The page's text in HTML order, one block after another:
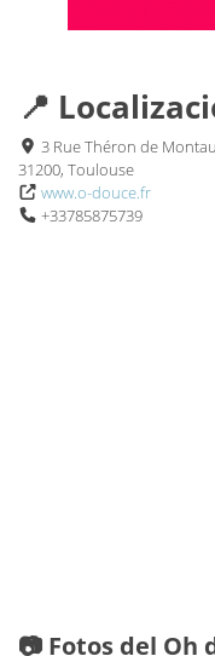
📍
3 Rue Théron de
31200, Toulouse
www.o-douce.fr
+33785875739
📷 Fotos del Oh